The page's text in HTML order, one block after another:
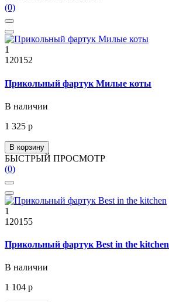
(0)
1
120152
Прикольный фартук Милые коты
В наличии
1 325 р
В корзину
БЫСТРЫЙ ПРОСМОТР
(0)
1
120155
Прикольный фартук Best in the kitchen
В наличии
1 104 р